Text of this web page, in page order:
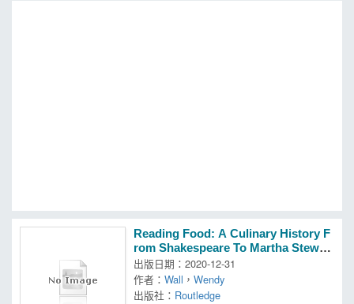
Reading Food: A Culinary History F
rom Shakespeare To Martha Stewar
t
出版日期：2020-12-31
作者：Wall ，Wendy
出版社： Routledge